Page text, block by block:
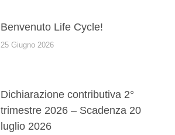
Benvenuto Life Cycle!
25 Giugno 2026
Dichiarazione contributiva 2°
trimestre 2026 – Scadenza 20
luglio 2026